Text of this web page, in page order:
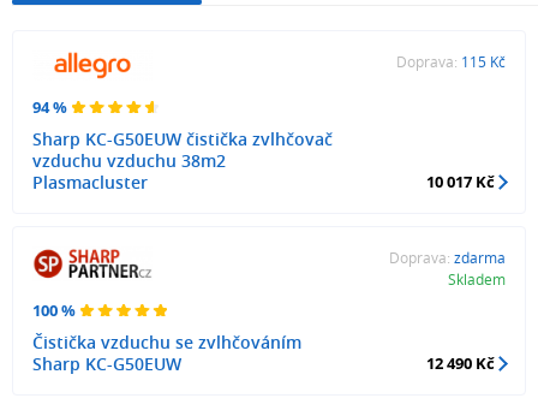
94 %
Sharp KC-G50EUW čistička zvlhčovač
vzduchu vzduchu 38m2
Plasmacluster
Doprava: 115 Kč
10 017 Kč
100 %
Čistička vzduchu se zvlhčováním
Sharp KC-G50EUW
Doprava: zdarma
Skladem
12 490 Kč